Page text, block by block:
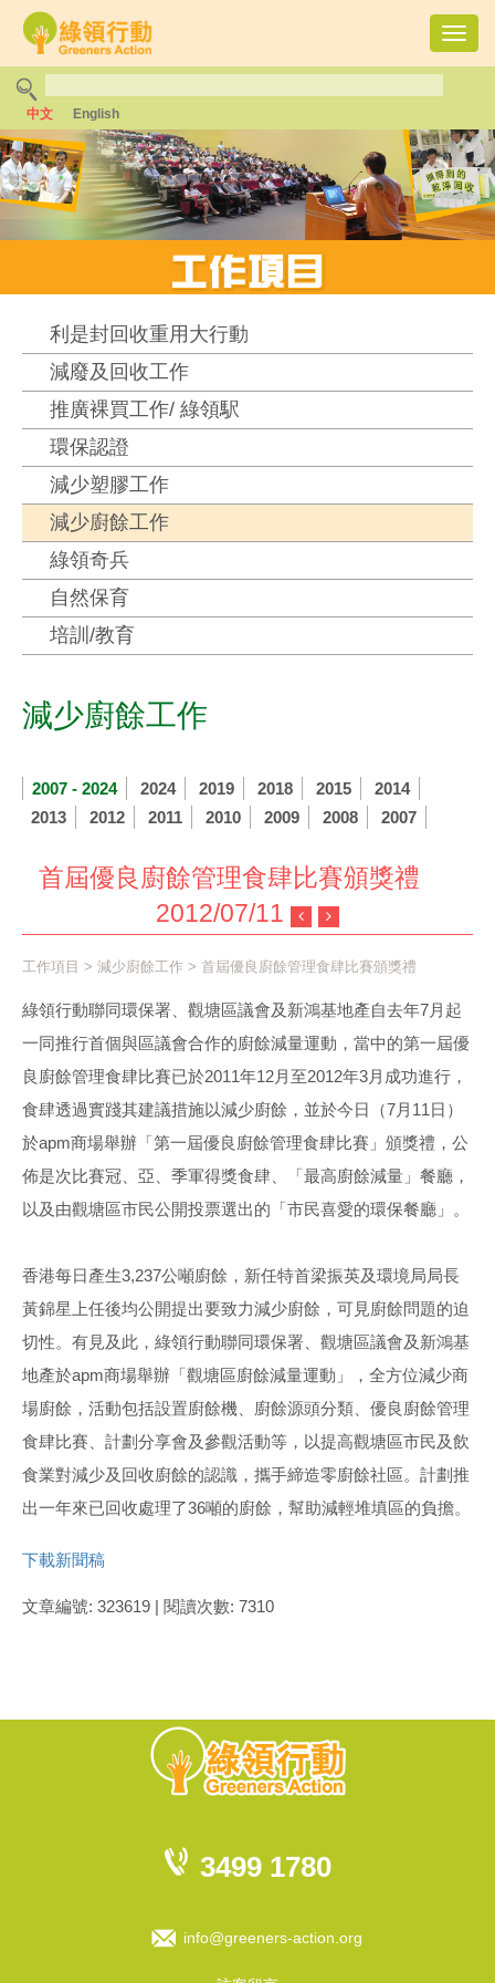
中文 English
利是封回收重用大行動
減廢及回收工作
推廣裸買工作/ 綠領駅
環保認證
減少塑膠工作
減少廚餘工作
綠領奇兵
自然保育
培訓/教育
減少廚餘工作
2007 - 2024 2024 2019 2018 2015
2014
2013
2012 2011 2010 2009 2008 2007
首屆優良廚餘管理食肆比賽頒獎禮
2012/07/11
工作項目 > 減少廚餘工作 > 首屆優良廚餘管理食肆比賽頒獎禮
綠領行動聯同環保署、觀塘區議會及新鴻基地產自去年7月起
一同推行首個與區議會合作的廚餘減量運動，當中的第一屆優
良廚餘管理食肆比賽已於2011年12月至2012年3月成功進行，
食肆透過實踐其建議措施以減少廚餘，並於今日（7月11日）
於apm商場舉辦「第一屆優良廚餘管理食肆比賽」頒獎禮，公
佈是次比賽冠、亞、季軍得獎食肆、「最高廚餘減量」餐廳，
以及由觀塘區市民公開投票選出的「市民喜愛的環保餐廳」。
香港每日產生3,237公噸廚餘，新任特首梁振英及環境局局長
黃錦星上任後均公開提出要致力減少廚餘，可見廚餘問題的迫
切性。有見及此，綠領行動聯同環保署、觀塘區議會及新鴻基
地產於apm商場舉辦「觀塘區廚餘減量運動」，全方位減少商
場廚餘，活動包括設置廚餘機、廚餘源頭分類、優良廚餘管理
食肆比賽、計劃分享會及參觀活動等，以提高觀塘區市民及飲
食業對減少及回收廚餘的認識，攜手締造零廚餘社區。計劃推
出一年來已回收處理了36噸的廚餘，幫助減輕堆填區的負擔。
下載新聞稿
文章編號: 323619 | 閱讀次數: 7310
3499 1780
info@greeners-action.org